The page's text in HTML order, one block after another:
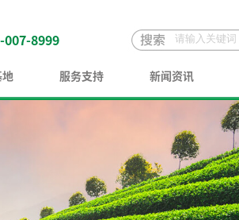
007-8999
服务支持 新闻资讯